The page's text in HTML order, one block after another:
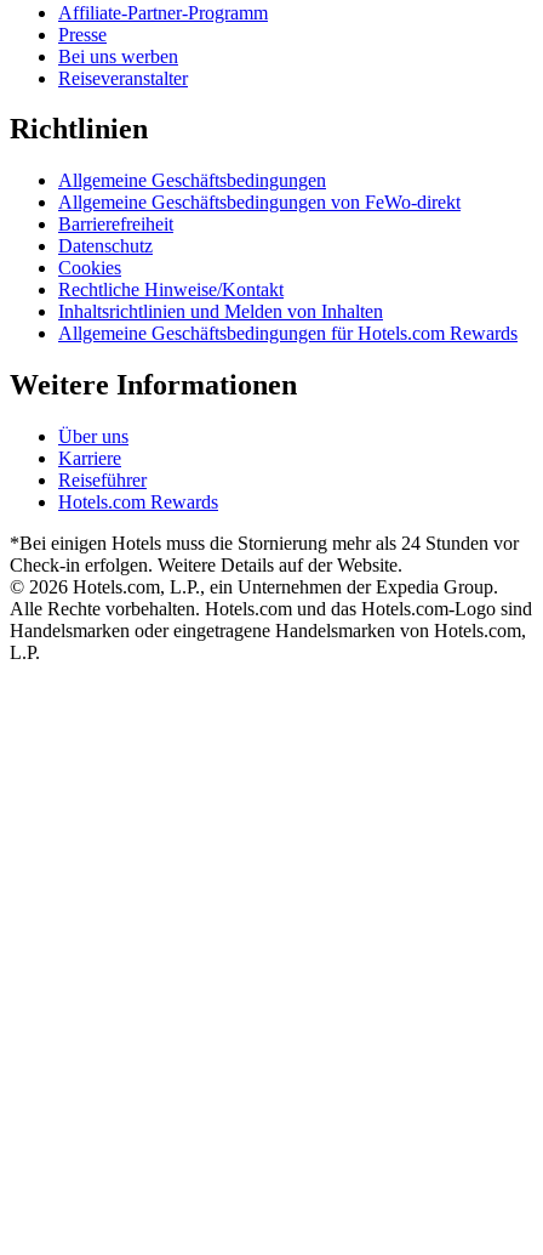
Affiliate-Partner-Programm
Presse
Bei uns werben
Reiseveranstalter
Richtlinien
Allgemeine Geschäftsbedingungen
Allgemeine Geschäftsbedingungen von FeWo-direkt
Barrierefreiheit
Datenschutz
Cookies
Rechtliche Hinweise/Kontakt
Inhaltsrichtlinien und Melden von Inhalten
Allgemeine Geschäftsbedingungen für Hotels.com Rewards
Weitere Informationen
Über uns
Karriere
Reiseführer
Hotels.com Rewards
*Bei einigen Hotels muss die Stornierung mehr als 24 Stunden vor
Check-in erfolgen. Weitere Details auf der Website.
© 2026 Hotels.com, L.P., ein Unternehmen der Expedia Group.
Alle Rechte vorbehalten. Hotels.com und das Hotels.com-Logo sind
Handelsmarken oder eingetragene Handelsmarken von Hotels.com,
L.P.